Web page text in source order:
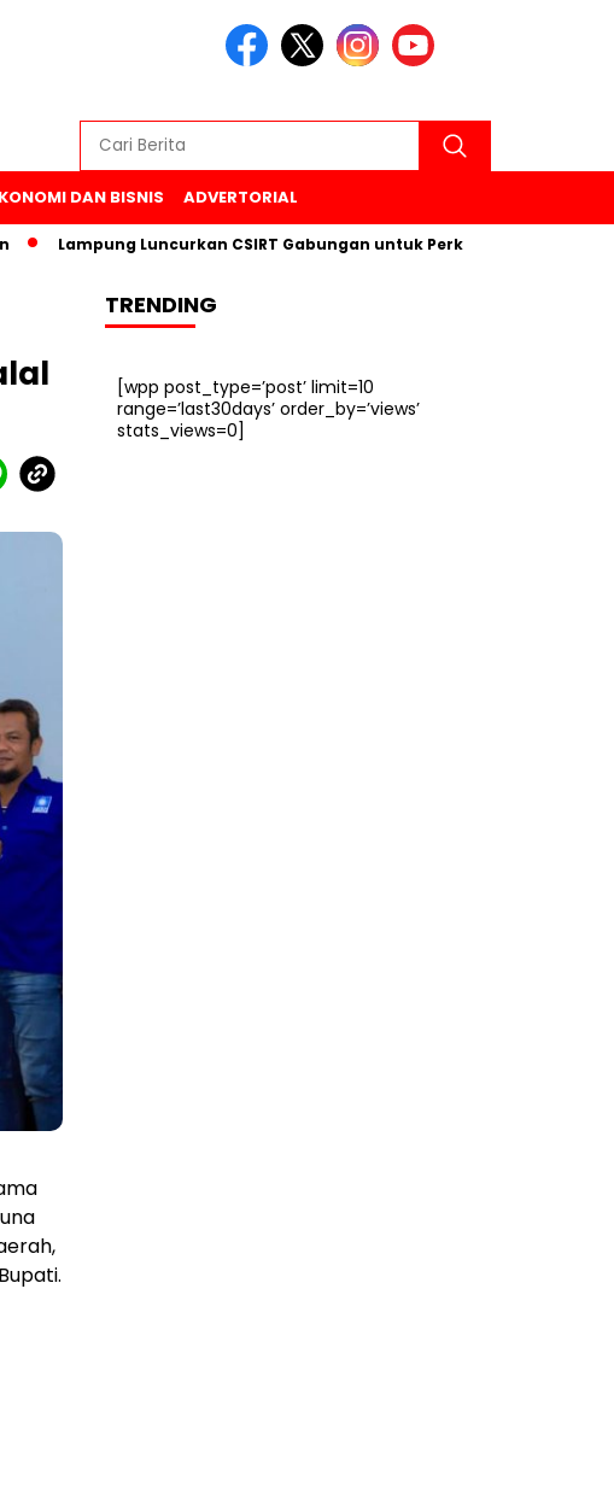
DAN BISNIS ADVERTORIAL
Lampung Luncurkan CSIRT Gabungan untuk Perkuat Keamanan Siber di
TRENDING
[wpp post_type=’post’ limit=10
range=’last30days’ order_by=’views’
stats_views=0]